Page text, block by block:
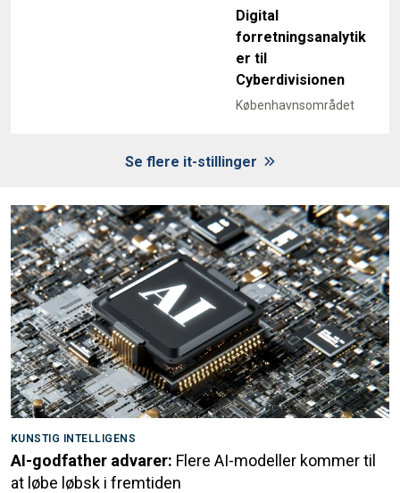
Digital
forretningsanalytik
er til
Cyberdivisionen
Københavnsområdet
Se flere it-stillinger
KUNSTIG INTELLIGENS
AI-godfather advarer: Flere AI-modeller kommer til
at løbe løbsk i fremtiden